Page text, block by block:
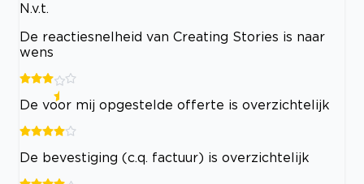
N.v.t.
De reactiesnelheid van Creating Stories is naar
wens
De voor mij opgestelde offerte is overzichtelijk
De bevestiging (c.q. factuur) is overzichtelijk